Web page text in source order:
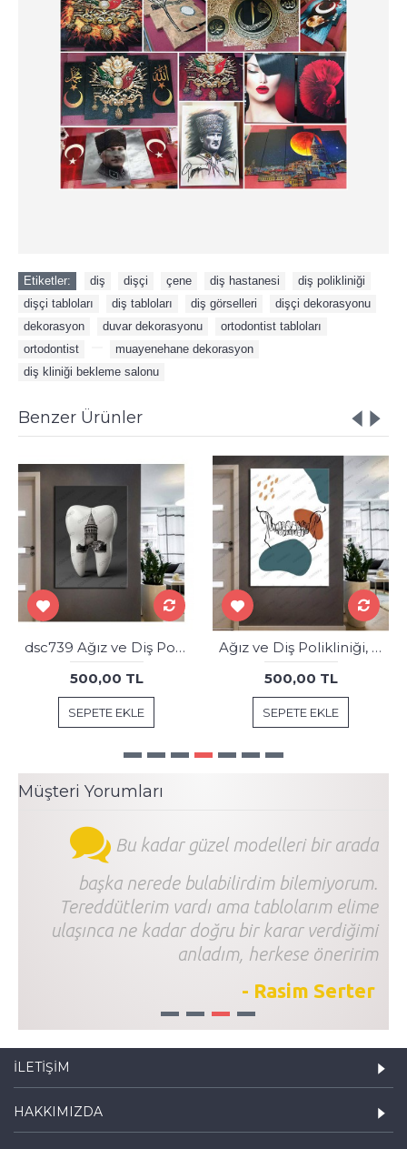
Etiketler: diş dişçi çene diş hastanesi diş polikliniği
dişçi tabloları
diş tabloları diş görselleri dişçi dekorasyonu
dekorasyon
duvar dekorasyonu ortodontist tabloları
ortodontist
muayenehane dekorasyon
diş kliniği bekleme salonu
Benzer Ürünler
dsc739 Ağız ve Diş Polikliniği, Dişçi Tabloları, Diş Hekimi, İstanbul Galata Kulesi Gravür Tablo
500,00 TL
SEPETE EKLE
Ağız ve Diş Polikliniği, Dişçi Tabloları Dekoratif Diş, Dekoratif Dişçi, Dişçi Dekorasyonu dsc206
500,00 TL
SEPETE EKLE
Müşteri Yorumları
Bu kadar güzel modelleri bir arada
başka nerede bulabilirdim bilemiyorum.
Tereddütlerim vardı ama tablolarım elime
ulaşınca ne kadar doğru bir karar verdiğimi
anladım, herkese öneririm
- Rasim Serter
1 2 3 4
İLETIŞIM
HAKKIMIZDA